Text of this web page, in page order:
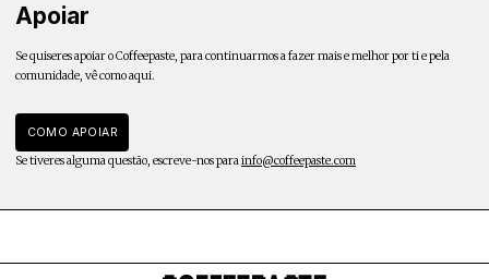
Apoiar
Se quiseres apoiar o Coffeepaste, para continuarmos a fazer mais e melhor por ti e pela
comunidade, vê como aqui.
COMO APOIAR
Se tiveres alguma questão, escreve-nos parainfo@coffeepaste.com